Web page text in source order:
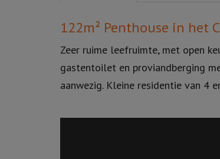
Omschrijving
122m² Penthouse in het
Zeer ruime leefruimte, met open
gastentoilet en proviandberging
aanwezig. Kleine residentie van 4